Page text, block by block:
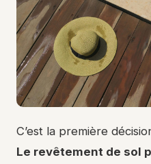
C’est la première
Le revêtement de sol